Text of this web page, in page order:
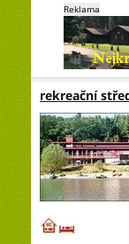
Reklama
rekreační